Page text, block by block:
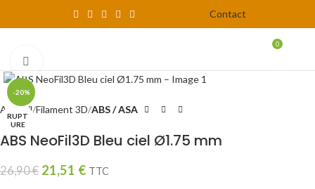
Contact
0
-20%
RUPT
URE
Accueil Filament 3D ABS / ASA
ABS NeoFil3D Bleu ciel Ø1.75 mm
26,90€ 21,51 € TTC